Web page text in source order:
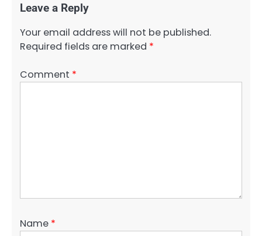
Leave a Reply
Your email address will not be published.
Required fields are marked *
Comment *
Name *